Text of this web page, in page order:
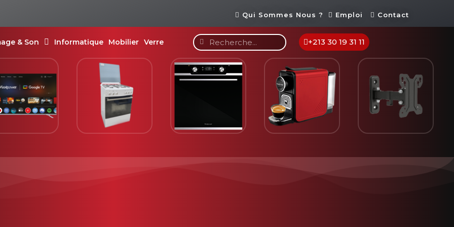
Qui Sommes Nous ? Emploi Contact
& Son Informatique Mobilier Verre +213 30 19 31 11